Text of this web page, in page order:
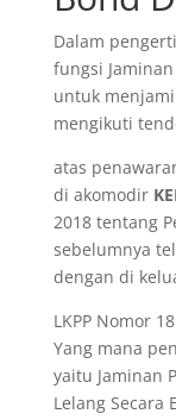
Dalam
fungsi
untuk
mengikuti
atas
di akomodir
2018 tentang
sebelumnya
dengan di
LKPP Nomor
Yang mana
yaitu Jaminan
Lelang Secara